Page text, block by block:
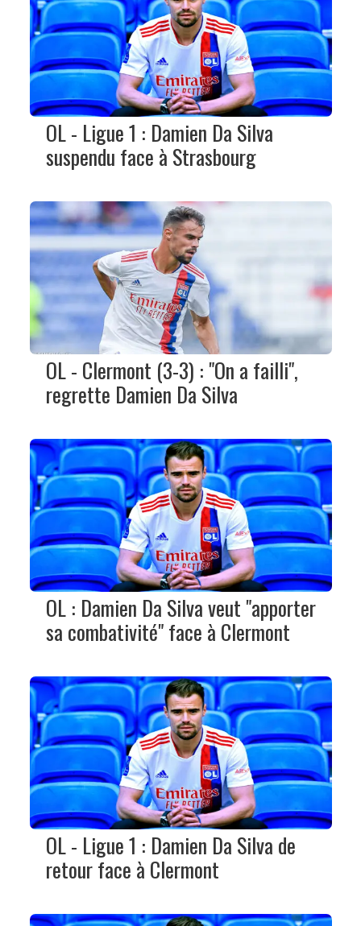
OL - Ligue 1 : Damien Da Silva
suspendu face à Strasbourg
OL - Clermont (3-3) : "On a failli",
regrette Damien Da Silva
OL : Damien Da Silva veut "apporter
sa combativité" face à Clermont
OL - Ligue 1 : Damien Da Silva de
retour face à Clermont